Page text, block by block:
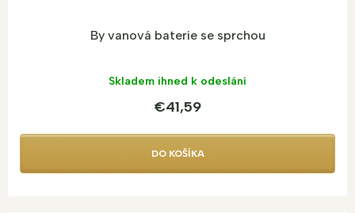
By vanová baterie se sprchou
Skladem ihned k odeslání
€41,59
DO KOŠÍKA